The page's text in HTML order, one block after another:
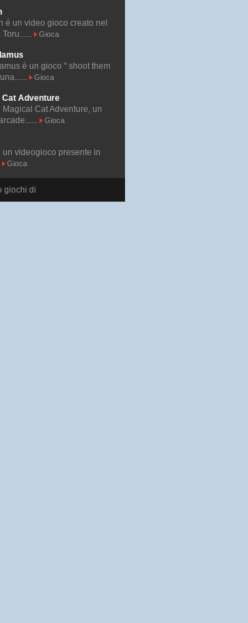
é un video gioco creato nel
Gioca
è un gioco " shoot them
Gioca
Cat Adventure
Magical Cat Adventure, un
Gioca
un videogioco presente in
Gioca
giochi di